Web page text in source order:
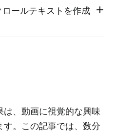
ールテキストを作成
、動画に視覚的な興味
す。この記事では、数分